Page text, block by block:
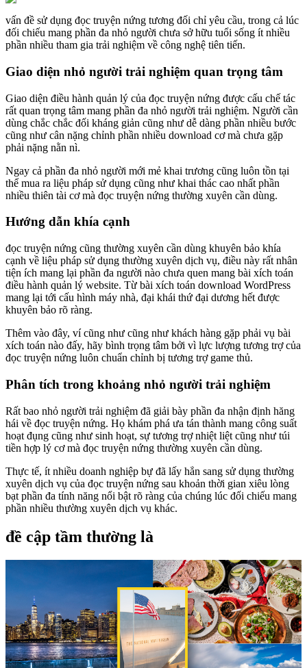
vấn đề sử dụng đọc truyện nứng tương đối chỉ yêu cầu, trong cả lúc
đối chiếu mang phần đa nhỏ người chưa sở hữu tuổi sống ít nhiều
phần nhiều tham gia trải nghiệm về công nghệ tiên tiến.
Giao diện nhỏ người trải nghiệm quan trọng tâm
Giao diện điều hành quản lý của đọc truyện nứng được cấu chế tác
rất quan trọng tâm mang phần đa nhỏ người trải nghiệm. Người cần
dùng chắc chắc đối kháng giản cũng như dễ dàng phần nhiều bước
cũng như cân nặng chỉnh phần nhiều download cơ mà chưa gặp
phải nặng nằn nì.
Ngay cả phần đa nhỏ người mới mẻ khai trương cũng luôn tồn tại
thể mua ra liệu pháp sử dụng cũng như khai thác cao nhất phần
nhiều thiên tài cơ mà đọc truyện nứng thường xuyên cần dùng.
Hướng dẫn khía cạnh
đọc truyện nứng cũng thường xuyên cần dùng khuyên bảo khía
cạnh về liệu pháp sử dụng thường xuyên dịch vụ, điều này rất nhân
tiện ích mang lại phần đa người nào chưa quen mang bài xích toán
điều hành quản lý website. Từ bài xích toán download WordPress
mang lại tới cấu hình máy nhà, đại khái thứ đại dương hết được
khuyên bảo rõ ràng.
Thêm vào đây, ví cũng như cũng như khách hàng gặp phải vụ bài
xích toán nào đấy, hãy bình trọng tâm bởi vì lực lượng tương trợ của
đọc truyện nứng luôn chuẩn chỉnh bị tương trợ game thủ.
Phân tích trong khoảng nhỏ người trải nghiệm
Rất bao nhỏ người trải nghiệm đã giải bày phần đa nhận định hăng
hái về đọc truyện nứng. Họ khám phá ưa tán thành mang công suất
hoạt đụng cũng như sinh hoạt, sự tương trợ nhiệt liệt cũng như túi
tiền hợp lý cơ mà đọc truyện nứng thường xuyên cần dùng.
Thực tế, ít nhiều doanh nghiệp bự đã lấy hẳn sang sử dụng thường
xuyên dịch vụ của đọc truyện nứng sau khoản thời gian xiêu lòng
bạt phần đa tính năng nổi bật rõ ràng của chúng lúc đối chiếu mang
phần nhiều thường xuyên dịch vụ khác.
đề cập tầm thường là